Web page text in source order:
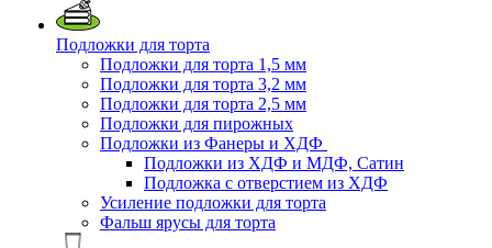
Подложки для торта
Подложки для торта 1,5 мм
Подложки для торта 3,2 мм
Подложки для торта 2,5 мм
Подложки для пирожных
Подложки из Фанеры и ХДФ
Подложки из ХДФ и МДФ, Сатин
Подложка с отверстием из ХДФ
Усиление подложки для торта
Фальш ярусы для торта